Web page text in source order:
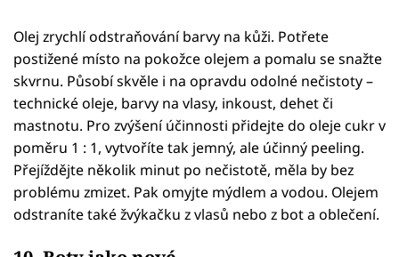
Olej zrychlí odstraňování barvy na kůži. Potřete
postižené místo na pokožce olejem a pomalu se snažte
skvrnu. Působí skvěle i na opravdu odolné nečistoty –
technické oleje, barvy na vlasy, inkoust, dehet či
mastnotu. Pro zvýšení účinnosti přidejte do oleje cukr v
poměru 1 : 1, vytvoříte tak jemný, ale účinný peeling.
Přejíždějte několik minut po nečistotě, měla by bez
problému zmizet. Pak omyjte mýdlem a vodou. Olejem
odstraníte také žvýkačku z vlasů nebo z bot a oblečení.